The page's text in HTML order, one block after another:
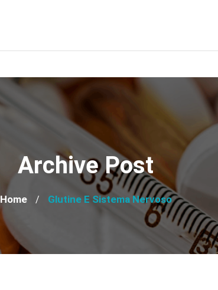
Archive Post
Home / Glutine E Sistema Nervoso